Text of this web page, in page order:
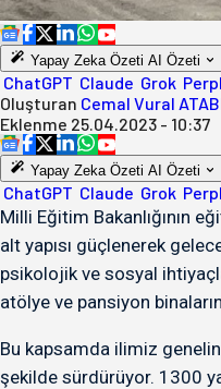
Yapay Zeka Özeti AI Özeti
ChatGPT Claude Grok
Oluşturan Cemal Vural
Eklenme 25.04.2023 - 10:37
Yapay Zeka Özeti AI Özeti
ChatGPT Claude Grok
Milli Eğitim Bakanlığının
alt yapısı güçlenerek
psikolojik ve sosyal
atölye ve pansiyon
Bu kapsamda ilimiz
şekilde sürdürüyor. 1300